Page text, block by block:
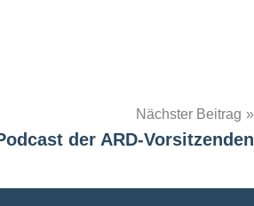
Nächster Beitrag
der ARD-Vorsitzenden